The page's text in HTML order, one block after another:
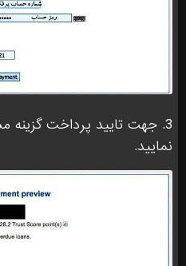
3. جهت تایید پرداخت
نمایید.